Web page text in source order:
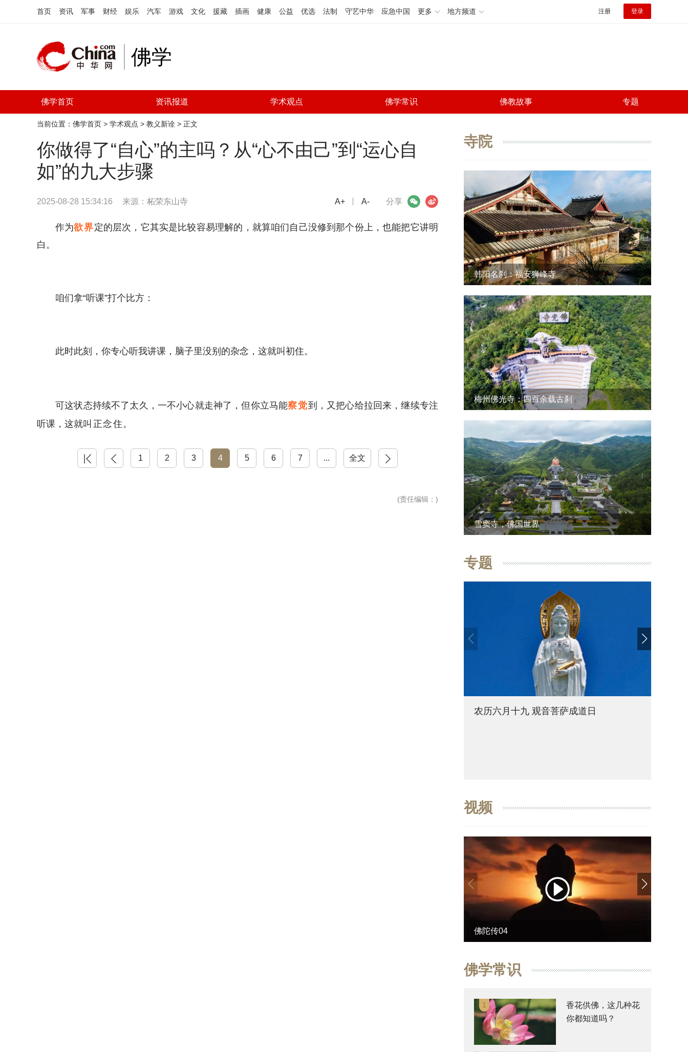
首页 资讯 军事 财经 娱乐 汽车 游戏 文化 援藏 插画 健康 公益 优选 法制 守艺中华 应急中国 更多 地方频道 注册 登录
佛学
佛学首页 资讯报道 学术观点 佛学常识 佛教故事 专题
当前位置： 佛学首页 > 学术观点 > 教义新诠 > 正文
你做得了“自心”的主吗？从“心不由己”到“运心自
如”的九大步骤
2025-08-28 15:34:16 来源： 柘荣东山寺 分享
微信 微博
A+ A-
作为欲界定的层次，它其实是比较容易理解的，就算咱们自己没修到那个份上，也能把它讲明
白。
咱们拿“听课”打个比方：
此时此刻，你专心听我讲课，脑子里没别的杂念，这就叫初住。
可这状态持续不了太久，一不小心就走神了，但你立马能察觉到，又把心给拉回来，继续专注
听课，这就叫 正念住。
1 2 3 4 5 6 7 ... 全文
下一页
(责任编辑 ：)
寺院
韩阳名刹：福安狮峰寺
梅州佛光寺：四百余载古刹
雪窦寺，佛国世界
专题
农历六月十九 观音菩萨成道日
视频
佛陀传04
佛学常识
1
香花供佛，这几种花
你都知道吗？